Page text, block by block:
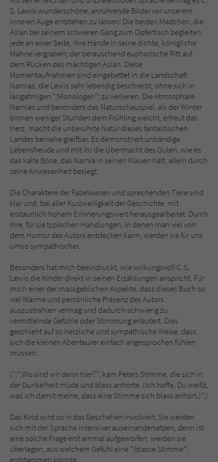
S. Lewis wunderschöne, anrührende Bilder vor unserem
inneren Auge entstehen zu lassen: Die beiden Mädchen, die
Aslan bei seinem schweren Gang zum Opfertisch begleiten,
jede an einer Seite, ihre Hände in seine dichte, königliche
Mähne vergraben; der berauschend euphorische Ritt auf
dem Rücken des mächtigen Aslan. Diese
Momentaufnahmen sind eingebettet in die Landschaft
Narnias, die Lewis sehr lebendig beschreibt, ohne sich in
langatmigen ";Monologen"; zu verlieren. Die Atmosphäre
Narnias und besonders das Naturschauspiel, als der Winter
binnen weniger Stunden dem Frühling weicht, erfreut das
Herz, macht die unberührte Natur dieses fantastischen
Landes beinahe greifbar. Es demonstriert unbändige
Lebensfreude und mit ihr die Übermacht des Guten, wie es
das kalte Böse, das Narnia in seinen Klauen hält, allein durch
seine Anwesenheit besiegt.
Die Charaktere der Fabelwesen und sprechenden Tiere sind
klar und, bei aller Kurzweiligkeit der Geschichte, mit
erstaunlich hohem Erinnerungswert herausgearbeitet. Durch
ihre, für sie typischen Handlungen, in denen man viel von
dem Humor des Autors entdecken kann, werden sie für uns
umso sympathischer.
Besonders hat mich beeindruckt, wie wirkungsvoll C.S.
Lewis die Kinder direkt in seinen Erzählungen anspricht. Für
mich einer der massgeblichen Aspekte, dass dieses Buch so
viel Wärme und persönliche Präsenz des Autors
auszustrahlen vermag und dadurch schwierig zu
vermittelnde Gefühle oder Stimmung erläutert. Dies
geschieht auf so herzliche und sympathische Weise, dass
sich die kleinen Abenteurer einfach angesprochen fühlen
müssen.
(";";Wo sind wir denn hier?"; kam Peters Stimme, die sich in
der Dunkelheit müde und blass anhörte. (Ich hoffe, Du weißt,
was ich damit meine, dass eine Stimme sich blass anhört.)";)
Das Kind wird so in das Geschehen involviert. Sie werden
sich mit der Sprache intensiver auseinandersetzen, denn ist
eine solche Frage erst einmal aufgeworfen, werden sie
überlegen, aus welchem Gefühl eine ";blasse Stimme";
entstammen könnte.